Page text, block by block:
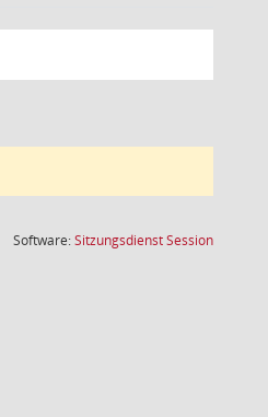
Software:SitzungsdienstSession(Wird in